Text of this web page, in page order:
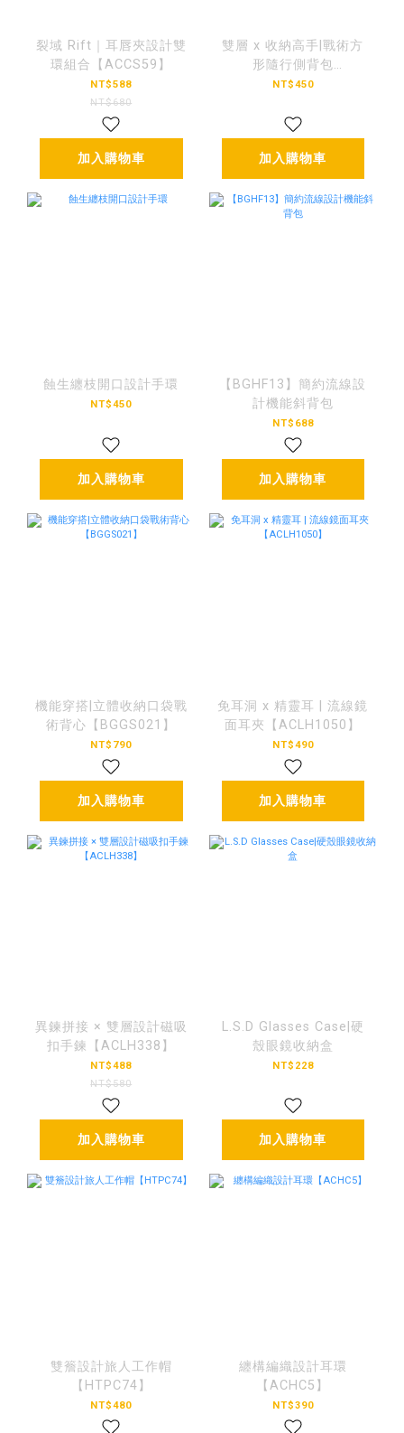
裂域 Rift｜耳唇夾設計雙
環組合【ACCS59】
NT$588
NT$680
加入購物車
雙層 x 收納高手|戰術方
形隨行側背包
【BGLH034】
NT$450
加入購物車
蝕生纏枝開口設計手環
NT$450
加入購物車
【BGHF13】簡約流線設
計機能斜背包
NT$688
加入購物車
機能穿搭|立體收納口袋戰
術背心【BGGS021】
NT$790
加入購物車
免耳洞 x 精靈耳 | 流線鏡
面耳夾【ACLH1050】
NT$490
加入購物車
異鍊拼接 × 雙層設計磁吸
扣手鍊【ACLH338】
NT$488
NT$580
加入購物車
L.S.D Glasses Case|硬
殼眼鏡收納盒
NT$228
加入購物車
雙簷設計旅人工作帽
【HTPC74】
NT$480
纏構編織設計耳環
【ACHC5】
NT$390